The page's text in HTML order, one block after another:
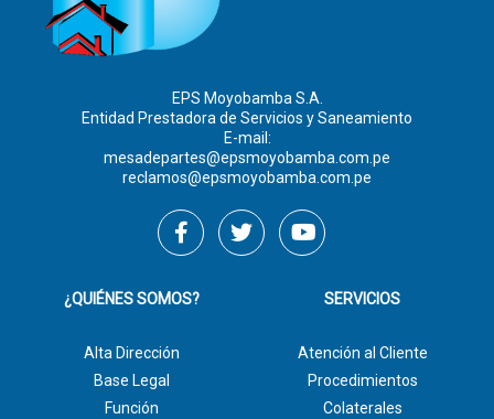
EPS Moyobamba S.A.
Entidad Prestadora de Servicios y Saneamiento
E-mail:
mesadepartes@epsmoyobamba.com.pe
reclamos@epsmoyobamba.com.pe
¿QUIÉNES SOMOS?
Alta Dirección
Base Legal
Función
SERVICIOS
Atención al Cliente
Procedimientos
Colaterales